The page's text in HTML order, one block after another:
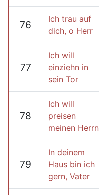
76
Ich trau auf
dich, o Herr
77
Ich will
einziehn in
sein Tor
78
Ich will
preisen
meinen Herrn
79
In deinem
Haus bin ich
gern, Vater